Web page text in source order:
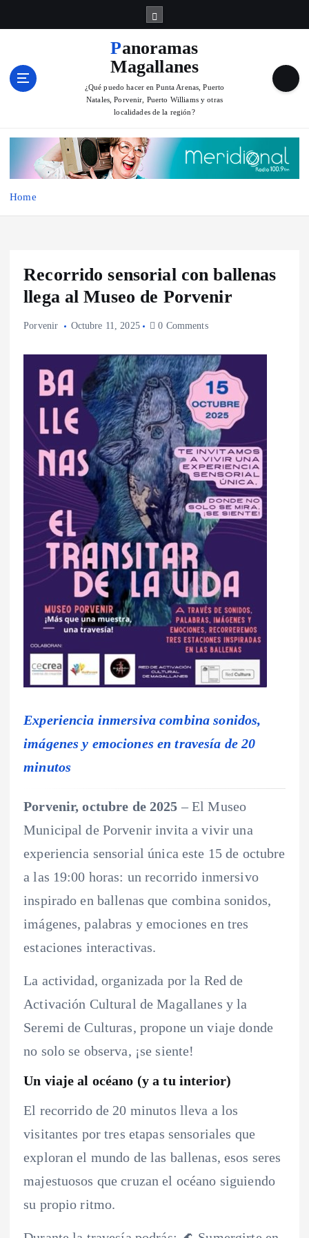
Panoramas
Magallanes
¿Qué puedo hacer en Punta Arenas, Puerto
Natales, Porvenir, Puerto Williams y otras
localidades de la región?
Home
Recorrido sensorial con ballenas
llega al Museo de Porvenir
Porvenir Octubre 11, 2025 0 Comments
Experiencia inmersiva combina sonidos,
imágenes y emociones en travesía de 20
minutos
Porvenir, octubre de 2025 – El Museo
Municipal de Porvenir invita a vivir una
experiencia sensorial única este 15 de octubre
a las 19:00 horas: un recorrido inmersivo
inspirado en ballenas que combina sonidos,
imágenes, palabras y emociones en tres
estaciones interactivas.
La actividad, organizada por la Red de
Activación Cultural de Magallanes y la
Seremi de Culturas, propone un viaje donde
no solo se observa, ¡se siente!
Un viaje al océano (y a tu interior)
El recorrido de 20 minutos lleva a los
visitantes por tres etapas sensoriales que
exploran el mundo de las ballenas, esos seres
majestuosos que cruzan el océano siguiendo
su propio ritmo.